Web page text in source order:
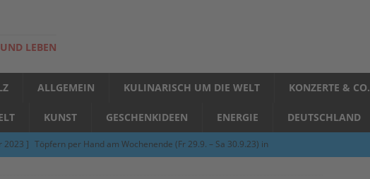
LEBEN
ALLGEMEIN KULINARISCH UM DIE WELT KONZERTE & CO.
KUNST GESCHENKIDEEN ENERGIE DEUTSCHLAND
2023 ] Töpfern per Hand am Wochenende (Fr 29.9. – Sa 30.9.23) in